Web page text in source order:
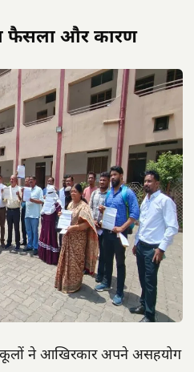
फैसला और कारण
ने आखिरकार अपने असहयोग